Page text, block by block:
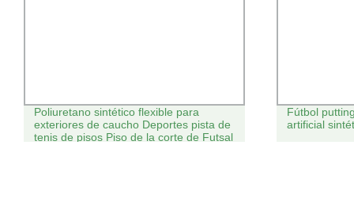
Poliuretano sintético flexible para
exteriores de caucho Deportes pista de
tenis de pisos Piso de la corte de Futsal
Fútbol
artificial